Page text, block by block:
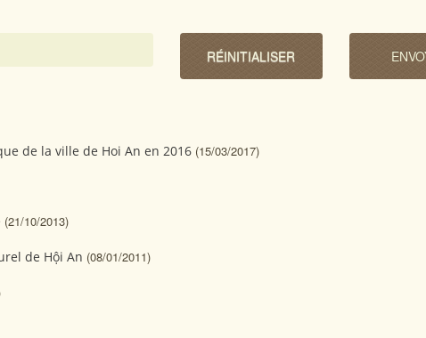
de la ville de Hoi An en 2016 (15/03/2017)
(21/10/2013)
de Hội An (08/01/2011)